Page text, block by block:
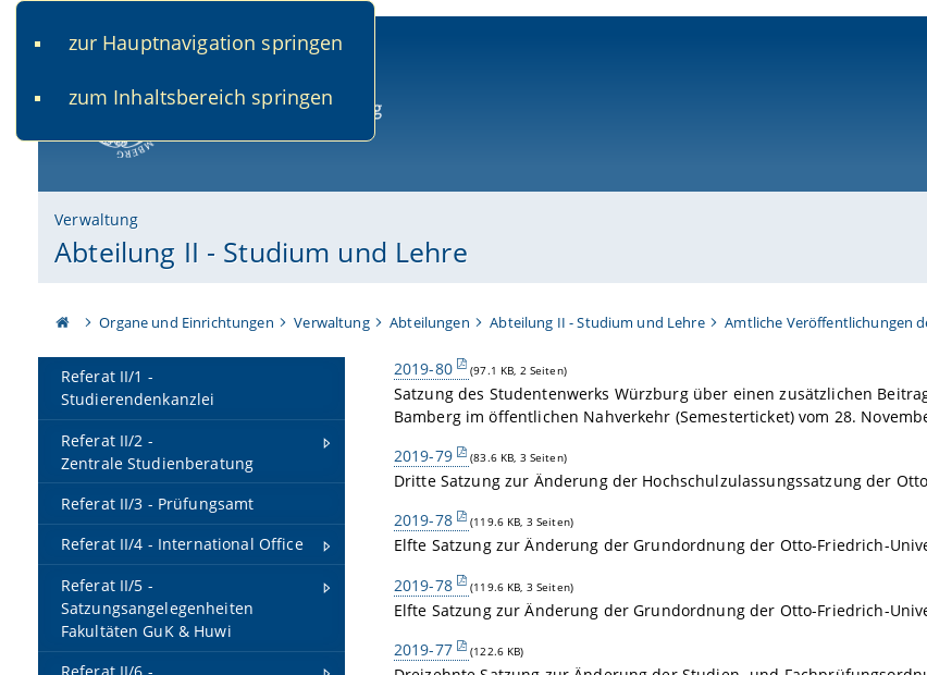
zur Hauptnavigation springen
zum Inhaltsbereich springen
Verwaltung
Abteilung II - Studium und Lehre
Organe und Einrichtungen Verwaltung Abteilungen Abteilung II - Studium und Lehre Amtliche Veröffentlichungen
Referat II/1 -
Studierendenkanzlei
Referat II/2 -
Zentrale Studienberatung
Referat II/3 - Prüfungsamt
Referat II/4 - International Office
Referat II/5 -
Satzungsangelegenheiten
Fakultäten GuK & Huwi
2019-80 (97.1 KB, 2 Seiten)
Satzung des Studentenwerks Würzburg über einen zusätzlichen
Bamberg im öffentlichen Nahverkehr (Semesterticket) vom 28.
2019-79
(83.6 KB, 3 Seiten)
Dritte Satzung zur Änderung der Hochschulzulassungssatzung der
2019-78
(119.6 KB, 3 Seiten)
Elfte Satzung zur Änderung der Grundordnung der Otto-Friedrich-
2019-78
(119.6 KB, 3 Seiten)
Elfte Satzung zur Änderung der Grundordnung der Otto-Friedrich-
2019-77
(122.6 KB)